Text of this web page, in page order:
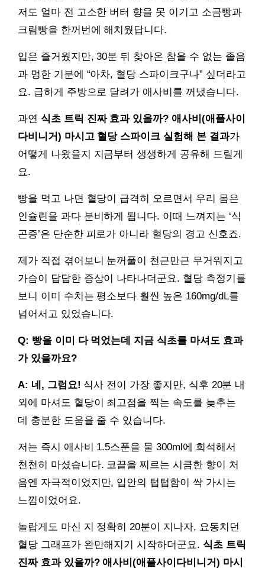
저도 얼마 전 고소한 버터 향을 못 이기고 소금빵과
크림빵을 한꺼번에 해치웠답니다.
입은 즐거웠지만, 30분 뒤 찾아온 참을 수 없는 졸음
과 멍한 기분에 “아차, 혈당 스파이크구나” 싶더라고
요. 급하게 주방으로 달려가 애사비를 꺼냈습니다.
과연 식초 트릭 진짜 효과 있을까? 애사비(애플사이
다비니거) 마시고 혈당 스파이크 실험해 본 결과가
어떻게 나왔을지 지금부터 생생하게 공유해 드릴게
요.
빵을 먹고 나면 혈당이 급격히 오르면서 우리 몸은
인슐린을 과다 분비하게 됩니다. 이때 느껴지는 ‘식
곤증’은 단순한 피로가 아니라 혈당의 경고 신호죠.
제가 직접 겪어보니 눈꺼풀이 천근만근 무거워지고
가슴이 답답한 증상이 나타나더군요. 혈당 측정기를
보니 이미 수치는 평소보다 훨씬 높은 160mg/dL를
넘어서고 있었습니다.
Q: 빵을 이미 다 먹었는데 지금 식초를 마셔도 효과
가 있을까요?
A: 네, 그럼요! 식사 전이 가장 좋지만, 식후 20분 내
외에 마셔도 혈당이 최고점을 찍는 속도를 늦추는
데 충분한 도움을 줄 수 있습니다.
저는 즉시 애사비 1.5스푼을 물 300ml에 희석해서
천천히 마셨습니다. 코끝을 찌르는 시큼한 향이 처
음엔 자극적이었지만, 입안의 텁텁함이 싹 가시는
느낌이었어요.
놀랍게도 마신 지 정확히 20분이 지나자, 요동치던
혈당 그래프가 완만해지기 시작하더군요. 식초 트릭
진짜 효과 있을까? 애사비(애플사이다비니거) 마시